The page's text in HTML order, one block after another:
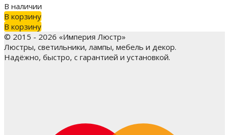
В наличии
В корзину
В корзину
© 2015 - 2026 «Империя Люстр»
Люстры, светильники, лампы, мебель и декор.
Надёжно, быстро, с гарантией и установкой.